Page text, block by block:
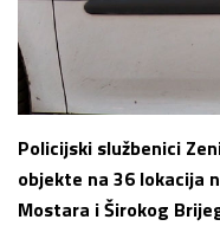
Policijski službenici
objekte na 36 lokacija
Mostara i Širokog